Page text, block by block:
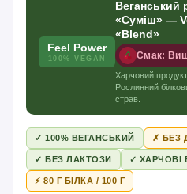
Feel Power
100% VEGAN
Веганський
«Суміш» —
«Blend»
Смак:
Харчовий
Рослинний
страв.
✓ 100% ВЕГАНСЬКИЙ ✗ БЕЗ
✓ БЕЗ ЛАКТОЗИ ✓ ХАРЧОВІ
⚡ 80 Г БІЛКА / 100 Г